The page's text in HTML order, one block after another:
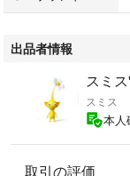
質量(約) 約4.3g/イヤ
付属品 シリコン耳栓
出品者情報
スミ
スミス
本人
取引の評価